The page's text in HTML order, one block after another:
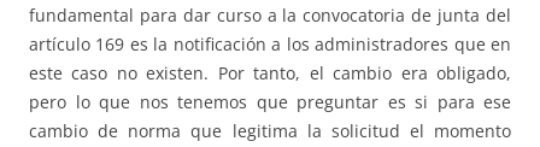
fundamental para dar curso a la convocatoria de junta del
artículo 169 es la notificación a los administradores que en
este caso no existen. Por tanto, el cambio era obligado,
pero lo que nos tenemos que preguntar es si para ese
cambio de norma que legitima la solicitud el momento